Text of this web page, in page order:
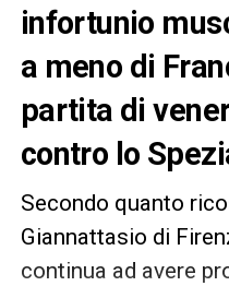
infortunio
a meno di
partita di
contro lo
Secondo quanto
Giannattasio di
continua ad avere